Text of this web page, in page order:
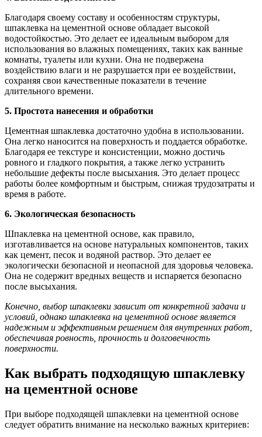
Благодаря своему составу и особенностям структуры,
шпаклевка на цементной основе обладает высокой
водостойкостью. Это делает ее идеальным выбором для
использования во влажных помещениях, таких как ванные
комнаты, туалеты или кухни. Она не подвержена
воздействию влаги и не разрушается при ее воздействии,
сохраняя свои качественные показатели в течение
длительного времени.
5. Простота нанесения и обработки
Цементная шпаклевка достаточно удобна в использовании.
Она легко наносится на поверхность и поддается обработке.
Благодаря ее текстуре и консистенции, можно достичь
ровного и гладкого покрытия, а также легко устранить
небольшие дефекты после высыхания. Это делает процесс
работы более комфортным и быстрым, снижая трудозатраты и
время в работе.
6. Экологическая безопасность
Шпаклевка на цементной основе, как правило,
изготавливается на основе натуральных компонентов, таких
как цемент, песок и водяной раствор. Это делает ее
экологически безопасной и неопасной для здоровья человека.
Она не содержит вредных веществ и испаряется безопасно
после высыхания.
Конечно, выбор шпаклевки зависит от конкретной задачи и
условий, однако шпаклевка на цементной основе является
надежным и эффективным решением для внутренних работ,
обеспечивая ровность, прочность и долговечность
поверхности.
Как выбрать подходящую шпаклевку
на цементной основе
При выборе подходящей шпаклевки на цементной основе
следует обратить внимание на несколько важных критериев: